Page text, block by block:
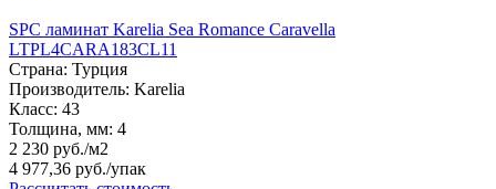
SPC ламинат Karelia Sea Romance Caravella
LTPL4CARA183CL11
Страна: Турция
Производитель: Karelia
Класс: 43
Толщина, мм: 4
2 230 руб./м2
4 977,36 руб./упак